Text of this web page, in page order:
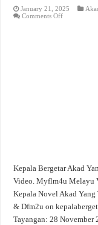
January 21, 2025
Comments Offon
Kepala Bergetar Akad
Video. Myflm4u Melayu
Kepala Novel Akad
& Dfm2u on
Tayangan: 28 November